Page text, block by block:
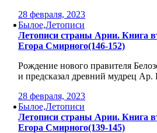
28 февраля, 2023
Былое,Летописи
Летописи страны Арии. Книга
Егора Смирного(146-152)
Рождение нового правителя
и предсказал древний мудрец
28 февраля, 2023
Былое,Летописи
Летописи страны Арии. Книга
Егора Смирного(139-145)